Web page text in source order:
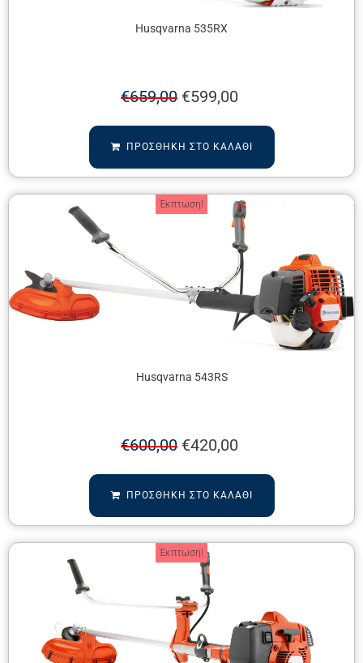
Husqvarna 535RX
€659,00 €599,00
ΠΡΟΣΘΉΚΗ ΣΤΟ ΚΑΛΆΘΙ
Έκπτωση!
Husqvarna 543RS
€600,00 €420,00
ΠΡΟΣΘΉΚΗ ΣΤΟ ΚΑΛΆΘΙ
Έκπτωση!